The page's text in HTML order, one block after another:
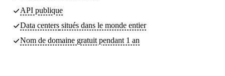
API publique
Data centers situés dans le monde entier
Nom de domaine gratuit pendant 1 an